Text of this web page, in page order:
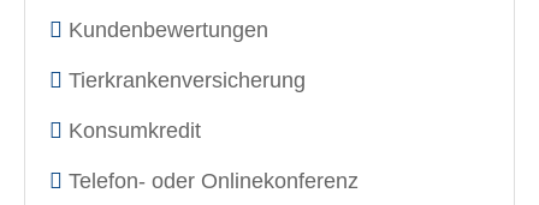
Kundenbewertungen
Tierkrankenversicherung
Konsumkredit
Telefon- oder Onlinekonferenz